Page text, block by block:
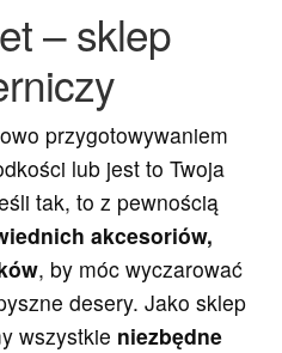
– sklep
przygotowywaniem
lub jest to Twoja
tak, to z pewnością
akcesoriów,
, by móc wyczarować
desery. Jako sklep
wszystkie niezbędne